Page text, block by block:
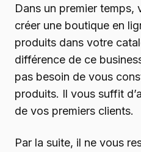
Dans un premier temps,
créer une boutique en
produits dans votre
différence de ce
pas besoin de vous
produits. Il vous suffit
de vos premiers clients.
Par la suite, il ne vous